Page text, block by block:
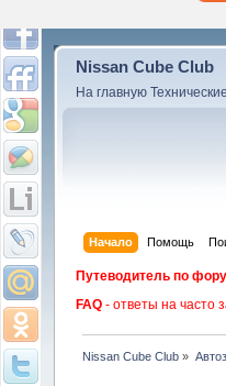
Nissan Cube Club
На главную
Начало Помощь
Путеводитель по
FAQ - ответы на часто
Nissan Cube Club »